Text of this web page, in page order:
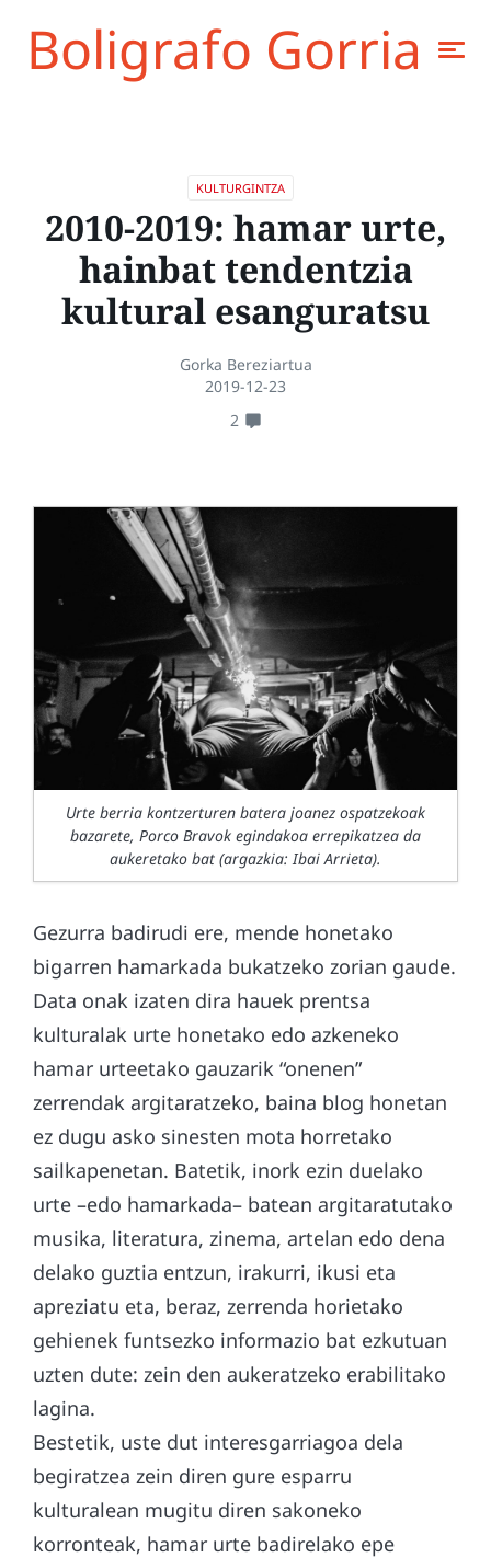
Boligrafo Gorria
KULTURGINTZA
2010-2019: hamar urte,
hainbat tendentzia
kultural esanguratsu
Gorka Bereziartua
2019-12-23
2
Urte berria kontzerturen batera joanez ospatzekoak
bazarete, Porco Bravok egindakoa errepikatzea da
aukeretako bat (argazkia: Ibai Arrieta).
Gezurra badirudi ere, mende honetako
bigarren hamarkada bukatzeko zorian gaude.
Data onak izaten dira hauek prentsa
kulturalak urte honetako edo azkeneko
hamar urteetako gauzarik “onenen”
zerrendak argitaratzeko, baina blog honetan
ez dugu asko sinesten mota horretako
sailkapenetan. Batetik, inork ezin duelako
urte –edo hamarkada– batean argitaratutako
musika, literatura, zinema, artelan edo dena
delako guztia entzun, irakurri, ikusi eta
apreziatu eta, beraz, zerrenda horietako
gehienek funtsezko informazio bat ezkutuan
uzten dute: zein den aukeratzeko erabilitako
lagina.
Bestetik, uste dut interesgarriagoa dela
begiratzea zein diren gure esparru
kulturalean mugitu diren sakoneko
korronteak, hamar urte badirelako epe